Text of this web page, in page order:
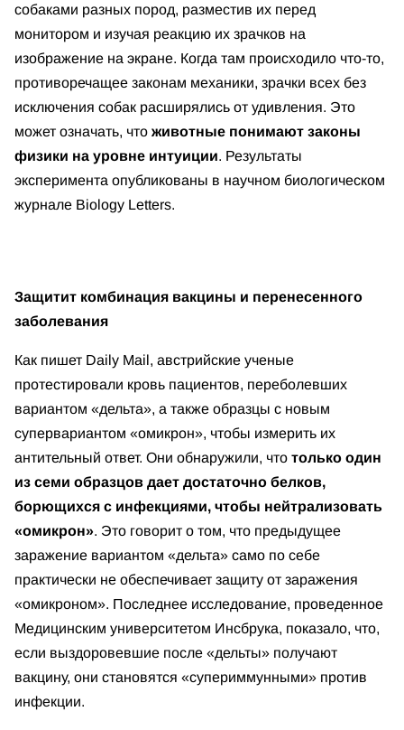
собаками разных пород, разместив их перед
монитором и изучая реакцию их зрачков на
изображение на экране. Когда там происходило что-то,
противоречащее законам механики, зрачки всех без
исключения собак расширялись от удивления. Это
может означать, что животные понимают законы
физики на уровне интуиции. Результаты
эксперимента опубликованы в научном биологическом
журнале Biology Letters.
Защитит комбинация вакцины и перенесенного
заболевания
Как пишет Daily Mail, австрийские ученые
протестировали кровь пациентов, переболевших
вариантом «дельта», а также образцы с новым
супервариантом «омикрон», чтобы измерить их
антительный ответ. Они обнаружили, что только один
из семи образцов дает достаточно белков,
борющихся с инфекциями, чтобы нейтрализовать
«омикрон». Это говорит о том, что предыдущее
заражение вариантом «дельта» само по себе
практически не обеспечивает защиту от заражения
«омикроном». Последнее исследование, проведенное
Медицинским университетом Инсбрука, показало, что,
если выздоровевшие после «дельты» получают
вакцину, они становятся «супериммунными» против
инфекции.